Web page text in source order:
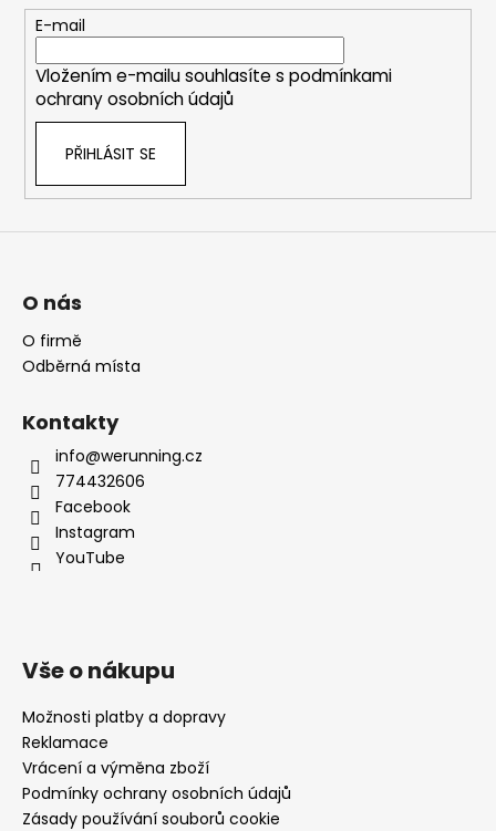
E-mail
Vložením e-mailu souhlasíte s podmínkami
ochrany osobních údajů
PŘIHLÁSIT SE
O nás
O firmě
Odběrná místa
Kontakty
info@werunning.cz
774432606
Facebook
Instagram
YouTube
Vše o nákupu
Možnosti platby a dopravy
Reklamace
Vrácení a výměna zboží
Podmínky ochrany osobních údajů
Zásady používání souborů cookie